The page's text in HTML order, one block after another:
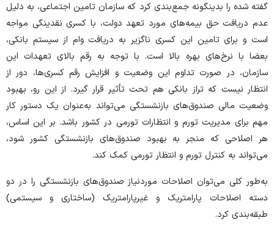
گفته شده را بدینگونه جمع‌بندی کرد که سازمان تامین اجتماعی، به دلیل
عدم دریافت حق بیمه‌‎های مورد تعهد دولت، با کسری نقدینگی مواجه
است و برای تامین این کسری ناگزیر به دریافت وام از سیستم بانکی،
بعضا با نرخ‌های بهره بالا است. با توجه به رقم بالای تعهدات این
سازمان، در صورت تداوم این وضعیت و افزایش رقم کسری‌ها، دور از
انتظار نیست که تراز بانکی هم تحت تأثیر قرار گیرد. از این رو، بهبود
وضعیت مالی صندوق‌های بازنشستگی می‌تواند به‌عنوان یک دستور کار
مهم برای مدیریت تورم و انتظارات تورمی در کشور باشد. بر این اساس،
هر اصلاحی که منجر به بهبود صندوق‌های بازنشستگی کشور شود،
می‌تواند به کنترل تورم و انتظار تورمی کمک کند.
به‌طور کلی می‌توان اصلاحات موردنیاز صندوق‌های بازنشستگی را در دو
دسته اصلاحات پارامتریک و غیرپارامتریک (ساختاری و سیستمی)
طبقه‌بندی کرد.